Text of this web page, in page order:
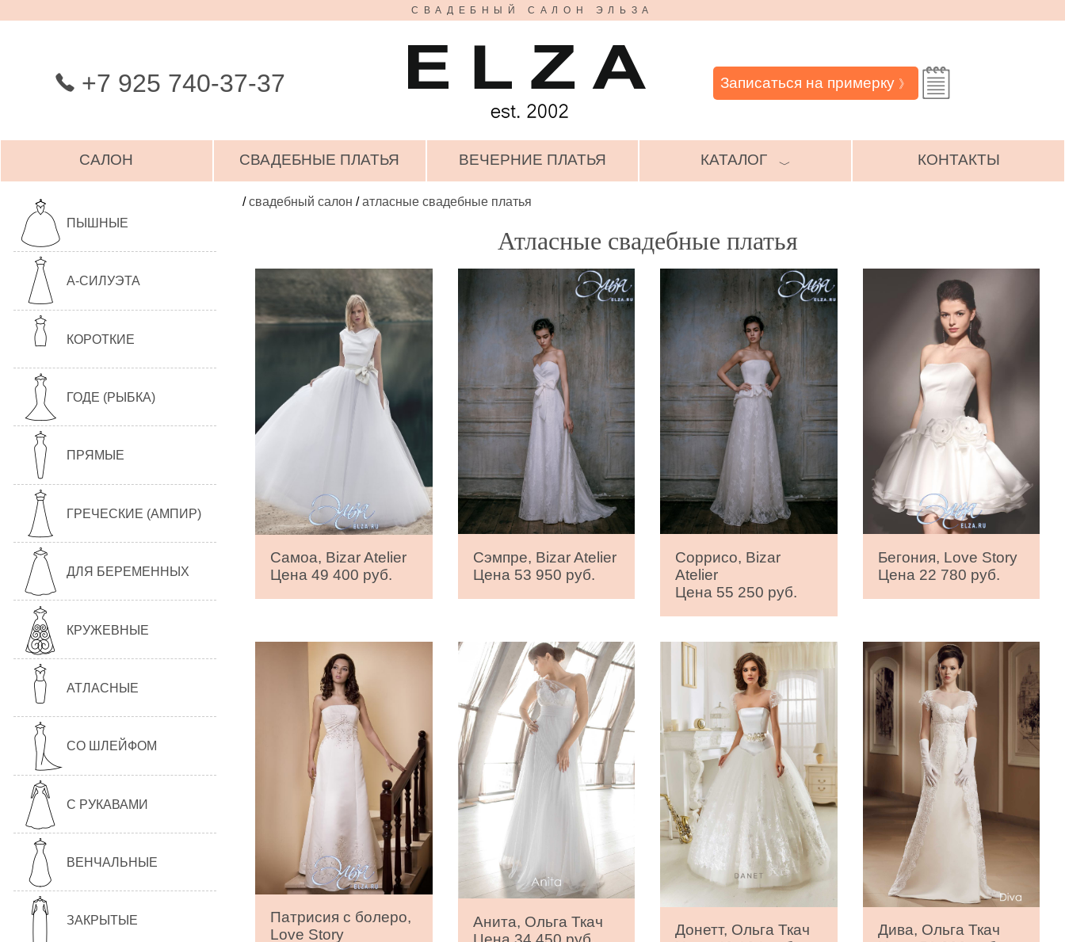
СВАДЕБНЫЙ САЛОН ЭЛЬЗА
+7 925 740-37-37 Записаться на примерку 》
САЛОН СВАДЕБНЫЕ ПЛАТЬЯ ВЕЧЕРНИЕ ПЛАТЬЯ КАТАЛОГ ﹀ КОНТАКТЫ
ПЫШНЫЕ
А-СИЛУЭТА
КОРОТКИЕ
ГОДЕ (РЫБКА)
ПРЯМЫЕ
ГРЕЧЕСКИЕ (АМПИР)
ДЛЯ БЕРЕМЕННЫХ
КРУЖЕВНЫЕ
АТЛАСНЫЕ
СО ШЛЕЙФОМ
С РУКАВАМИ
ВЕНЧАЛЬНЫЕ
ЗАКРЫТЫЕ
/свадебный салон /атласные свадебные платья
Атласные свадебные платья
Самоа, Bizar Atelier
Цена 49 400 руб.
Сэмпре, Bizar Atelier
Цена 53 950 руб.
Соррисо, Bizar
Atelier
Цена 55 250 руб.
Бегония, Love Story
Цена 22 780 руб.
Патрисия с болеро,
Love Story
Анита, Ольга Ткач
Донетт, Ольга Ткач
Дива, Ольга Ткач